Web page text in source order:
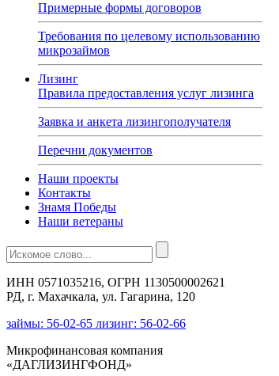
Примерные формы договоров
Требования по целевому использованию
микрозаймов
Лизинг
Правила предоставления услуг лизинга
Заявка и анкета лизингополучателя
Перечни документов
Наши проекты
Контакты
Знамя Победы
Наши ветераны
ИНН 0571035216, ОГРН 1130500002621
РД, г. Махачкала, ул. Гагарина, 120
займы: 56-02-65 лизинг: 56-02-66
Микрофинансовая компания
«ДАГЛИЗИНГФОНД»